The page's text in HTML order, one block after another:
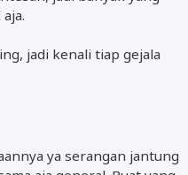
jadi kenali tiap gejala
ya serangan jantung